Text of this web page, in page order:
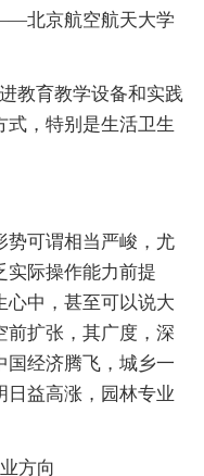
北京航空航天大学
教育教学设备和实践
式，特别是生活卫生
势可谓相当严峻，尤
实际操作能力前提
心中，甚至可以说大
前扩张，其广度，深
国经济腾飞，城乡一
日益高涨，园林专业
方向